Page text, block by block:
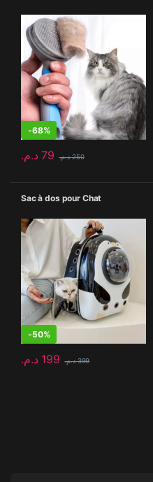
-68%
79 د.م. 250 د.م.
Sac à dos pour Chat
-50%
199 د.م. 399 د.م.